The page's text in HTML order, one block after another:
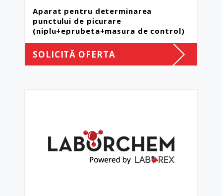
Aparat pentru determinarea
punctului de picurare
(niplu+eprubeta+masura de control)
SOLICITĂ OFERTA